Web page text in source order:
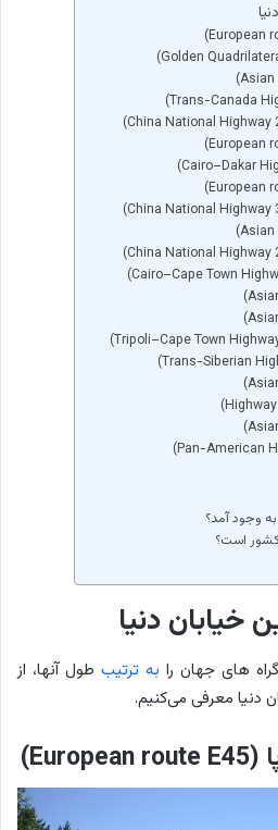
به وجود آمد؟
کشور است؟
خیابان دنیا
به ترتیب طول آنها، از
دنیا معرفی می‌کنیم.